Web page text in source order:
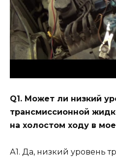
Q1. Может ли низкий
трансмиссионной
на холостом ходу в
А1. Да, низкий уровень